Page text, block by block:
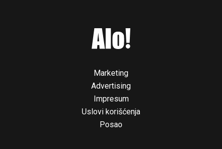
Marketing
Advertising
Impresum
Uslovi korišćenja
Posao